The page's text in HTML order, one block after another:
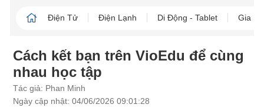
Điện Tử Điện Lạnh Di Động - Tablet Gia
Cách kết bạn trên VioEdu để cùng
nhau học tập
Tác giả: Phan Minh
Ngày cập nhật: 04/06/2026 09:01:28